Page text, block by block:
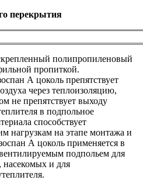
перекрытия
полипропиленовый
пропиткой.
А цоколь препятствует
через теплоизоляцию,
не препятствует выходу
в подпольное
способствует
нагрузкам на этапе монтажа и
А цоколь применяется в
подпольем для
насекомых и для